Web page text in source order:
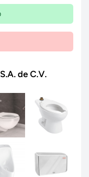
de C.V.